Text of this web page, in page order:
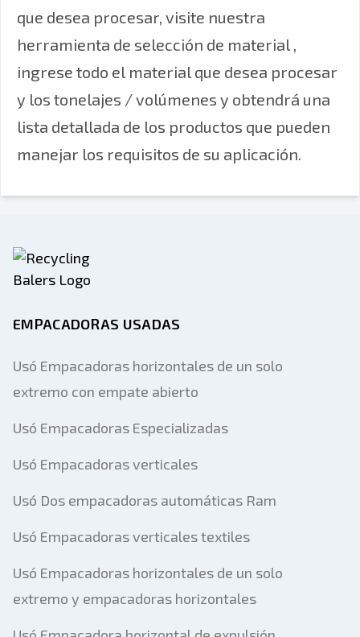
que desea procesar, visite nuestra
herramienta de selección de material ,
ingrese todo el material que desea procesar
y los tonelajes / volúmenes y obtendrá una
lista detallada de los productos que pueden
manejar los requisitos de su aplicación.
EMPACADORAS USADAS
Usó Empacadoras horizontales de un solo
extremo con empate abierto
Usó Empacadoras Especializadas
Usó Empacadoras verticales
Usó Dos empacadoras automáticas Ram
Usó Empacadoras verticales textiles
Usó Empacadoras horizontales de un solo
extremo y empacadoras horizontales